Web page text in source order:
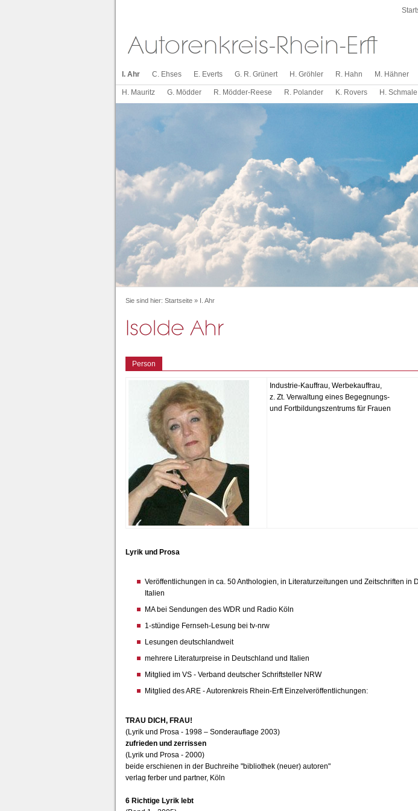
I. Ahr C. Ehses E. Everts G. R. Grünert H. Gröhler R. Hahn M. Hähner
H. Mauritz G. Mödder R. Mödder-Reese R. Polander K. Rovers H. Schmale
Sie sind hier: Startseite » I. Ahr
Person
Industrie-Kauffrau, Werbekauffrau,
z. Zt. Verwaltung eines Begegnungs-
und Fortbildungszentrums für Frauen
Lyrik und Prosa
Veröffentlichungen in ca. 50 Anthologien, in Literaturzeitungen und Zeitschriften in
Italien
MA bei Sendungen des WDR und Radio Köln
1-stündige Fernseh-Lesung bei tv-nrw
Lesungen deutschlandweit
mehrere Literaturpreise in Deutschland und Italien
Mitglied im VS - Verband deutscher Schriftsteller NRW
Mitglied des ARE - Autorenkreis Rhein-Erft Einzelveröffentlichungen:
TRAU DICH, FRAU!
(Lyrik und Prosa - 1998 – Sonderauflage 2003)
zufrieden und zerrissen
(Lyrik und Prosa - 2000)
beide erschienen in der Buchreihe "bibliothek (neuer) autoren"
verlag ferber und partner, Köln
6 Richtige Lyrik lebt